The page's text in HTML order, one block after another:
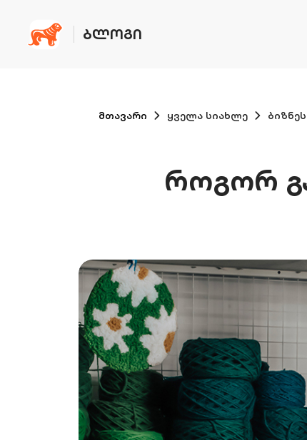
ᲑᲚᲝᲒᲘ
მთავარი ყველა სიახლე
როგორ